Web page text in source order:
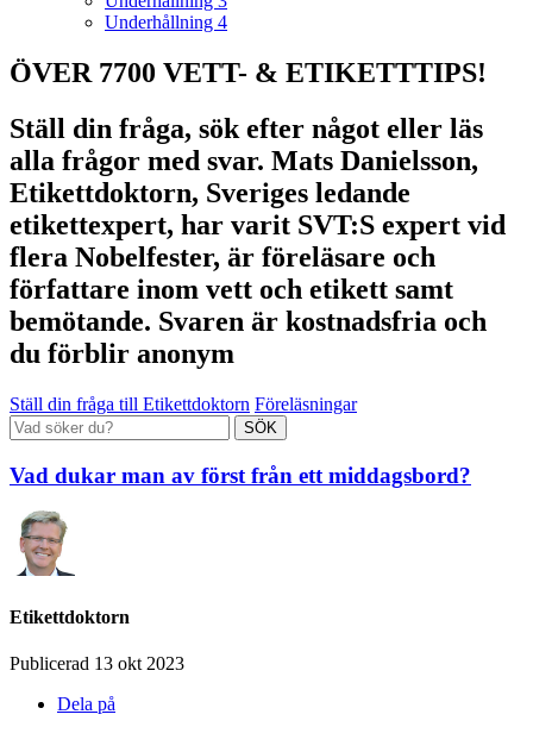
Underhållning 4
ÖVER 7700 VETT- & ETIKETTTIPS!
Ställ din fråga, sök efter något eller läs
alla frågor med svar. Mats Danielsson,
Etikettdoktorn, Sveriges ledande
etikettexpert, har varit SVT:S expert vid
flera Nobelfester, är föreläsare och
författare inom vett och etikett samt
bemötande. Svaren är kostnadsfria och
du förblir anonym
Ställ din fråga till Etikettdoktorn Föreläsningar
Vad dukar man av först från ett middagsbord?
Etikettdoktorn
Publicerad 13 okt 2023
Dela på